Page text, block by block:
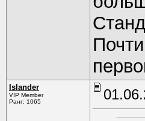
Islander
VIP Member
Ранг: 1065